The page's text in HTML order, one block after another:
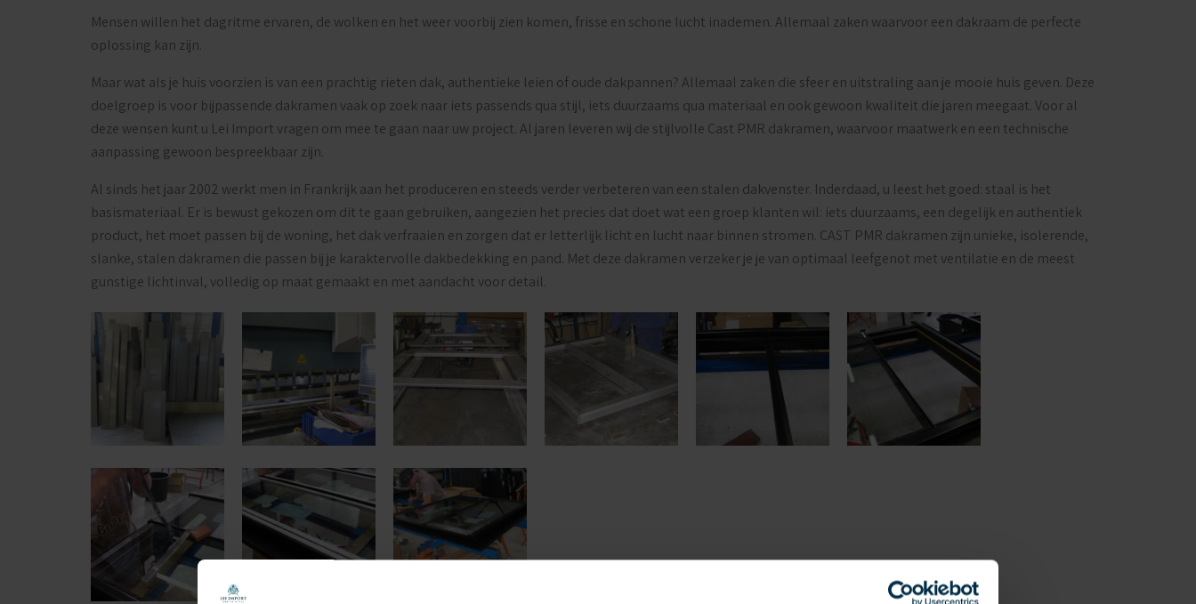
Mensen willen het dagritme ervaren, de wolken en het weer voorbij zien komen, frisse en schone lucht inademen. Allemaal zaken waarvoor een dakraam de perfecte
oplossing kan zijn.
Maar wat als je huis voorzien is van een prachtig rieten dak, authentieke leien of oude dakpannen? Allemaal zaken die sfeer en uitstraling aan je mooie huis geven. Deze
doelgroep is voor bijpassende dakramen vaak op zoek naar iets passends qua stijl, iets duurzaams qua materiaal en ook gewoon kwaliteit die jaren meegaat. Voor al
deze wensen kunt u Lei Import vragen om mee te gaan naar uw project. Al jaren leveren wij de stijlvolle Cast PMR dakramen, waarvoor maatwerk en een technische
aanpassing gewoon bespreekbaar zijn.
Al sinds het jaar 2002 werkt men in Frankrijk aan het produceren en steeds verder verbeteren van een stalen dakvenster. Inderdaad, u leest het goed: staal is het
basismateriaal. Er is bewust gekozen om dit te gaan gebruiken, aangezien het precies dat doet wat een groep klanten wil: iets duurzaams, een degelijk en authentiek
product, het moet passen bij de woning, het dak verfraaien en zorgen dat er letterlijk licht en lucht naar binnen stromen. CAST PMR dakramen zijn unieke, isolerende,
slanke, stalen dakramen die passen bij je karaktervolle dakbedekking en pand. Met deze dakramen verzeker je je van optimaal leefgenot met ventilatie en de meest
gunstige lichtinval, volledig op maat gemaakt en met aandacht voor detail.